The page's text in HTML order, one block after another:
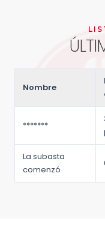
Nombre
*******
La subasta
comenzó